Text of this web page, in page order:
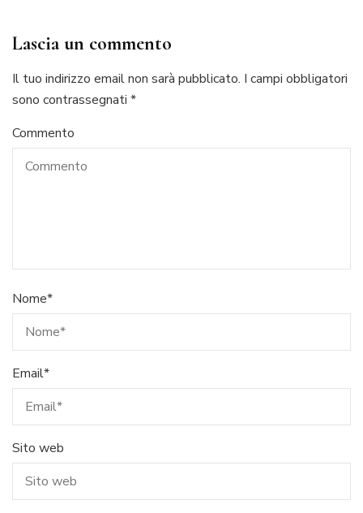
Lascia un commento
Il tuo indirizzo email non sarà pubblicato. I campi obbligatori
sono contrassegnati *
Commento
Nome*
Email*
Sito web